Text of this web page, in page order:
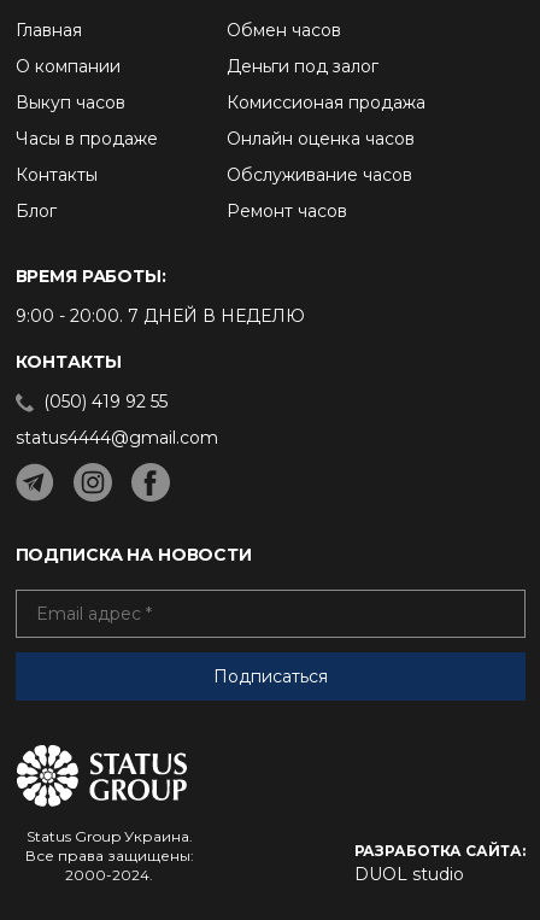
Status Group Украина.
Все права защищены:
2000-2024.
РАЗРАБОТКА САЙТА:
DUOL studio
Главная
О компании
Выкуп часов
Часы в продаже
Контакты
Блог
Обмен часов
Деньги под залог
Комиссионая продажа
Онлайн оценка часов
Обслуживание часов
Ремонт часов
ВРЕМЯ РАБОТЫ:
9:00 - 20:00. 7 ДНЕЙ В НЕДЕЛЮ
КОНТАКТЫ
(050) 419 92 55
status4444@gmail.com
ПОДПИСКА НА НОВОСТИ